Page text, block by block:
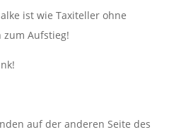
ist wie Taxiteller ohne
zum Aufstieg!
auf der anderen Seite des